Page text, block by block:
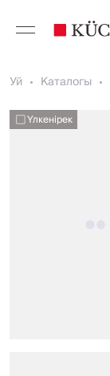
Уй Каталогы
Үлкенірек